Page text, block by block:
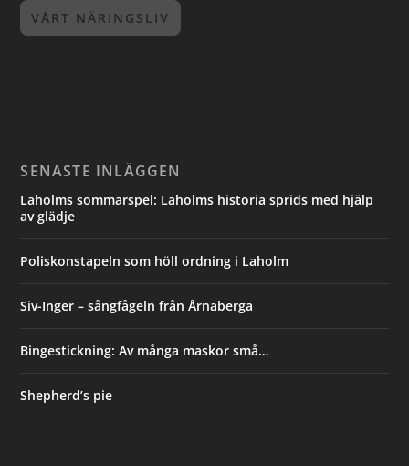
VÅRT NÄRINGSLIV
SENASTE INLÄGGEN
Laholms sommarspel: Laholms historia sprids med hjälp
av glädje
Poliskonstapeln som höll ordning i Laholm
Siv-Inger – sångfågeln från Årnaberga
Bingestickning: Av många maskor små…
Shepherd’s pie